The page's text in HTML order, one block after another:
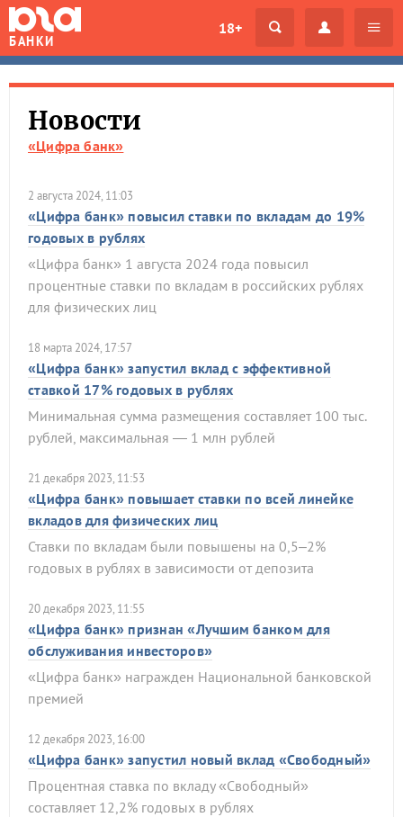
БАНКИ
18+
Новости
«Цифра банк»
2 августа 2024, 11:03
«Цифра банк» повысил ставки по вкладам до 19%
годовых в рублях
«Цифра банк» 1 августа 2024 года повысил
процентные ставки по вкладам в российских рублях
для физических лиц
18 марта 2024, 17:57
«Цифра банк» запустил вклад с эффективной
ставкой 17% годовых в рублях
Минимальная сумма размещения составляет 100 тыс.
рублей, максимальная — 1 млн рублей
21 декабря 2023, 11:53
«Цифра банк» повышает ставки по всей линейке
вкладов для физических лиц
Ставки по вкладам были повышены на 0,5–2%
годовых в рублях в зависимости от депозита
20 декабря 2023, 11:55
«Цифра банк» признан «Лучшим банком для
обслуживания инвесторов»
«Цифра банк» награжден Национальной банковской
премией
12 декабря 2023, 16:00
«Цифра банк» запустил новый вклад «Свободный»
Процентная ставка по вкладу «Свободный»
составляет 12,2% годовых в рублях